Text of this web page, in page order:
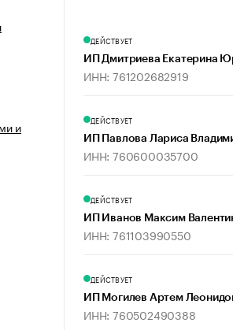
и
ДЕЙСТВУЕТ
ИП Дмитриева Екатерина
ИНН: 761202682919
ДЕЙСТВУЕТ
ИП Павлова Лариса
ИНН: 760600035700
ДЕЙСТВУЕТ
ИП Иванов Максим
ИНН: 761103990550
ДЕЙСТВУЕТ
ИП Могилев Артем
ИНН: 760502490388